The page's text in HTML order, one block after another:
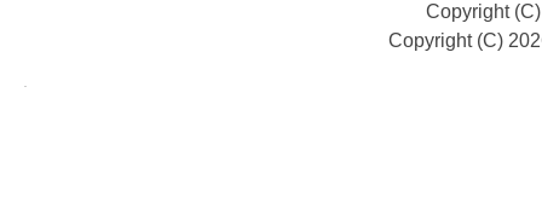
Copyright
Copyright (C)